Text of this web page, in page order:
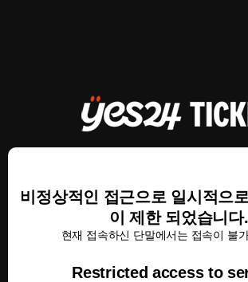
비정상적인 접근으로 일시적으
이 제한 되었습니다.
현재 접속하신 단말에서는 접속이 불
Restricted access to